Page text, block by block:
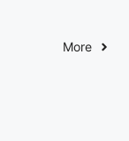
More